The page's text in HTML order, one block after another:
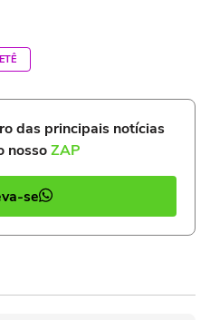
das principais notícias
nossoZAP
se